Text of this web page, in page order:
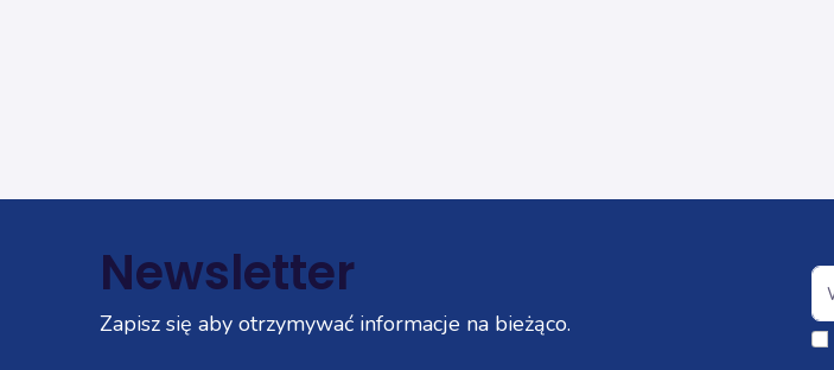
Newsletter
Zapisz się aby otrzymywać informacje na bieżąco.